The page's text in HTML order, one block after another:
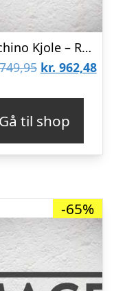
Moschino Kjole – Rød/Grøn m. Bær
Den
var:
kr. 2.749,95.
kr. 962,48
kr.
Gå til shop
-65%